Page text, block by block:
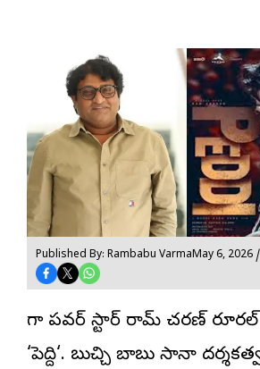
Published By: Rambabu VarmaMay 6, 2026
మెగా పవర్ స్టార్ రామ్ చరణ్
‘పెద్ది‘. బుచ్చి బాబు సానా